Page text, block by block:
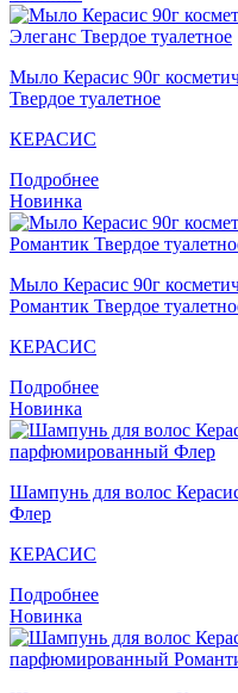
Мыло Кераcис 90г
Твердое туалетное
КЕРАСИС
Подробнее
Новинка
Мыло Кераcис 90г
Романтик Твердое
КЕРАСИС
Подробнее
Новинка
Шампунь для волос
Флер
КЕРАСИС
Подробнее
Новинка